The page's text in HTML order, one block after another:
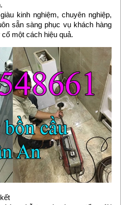
kinh nghiệm, chuyên nghiệp,
sẵn sàng phục vụ khách hàng
một cách hiệu quả.